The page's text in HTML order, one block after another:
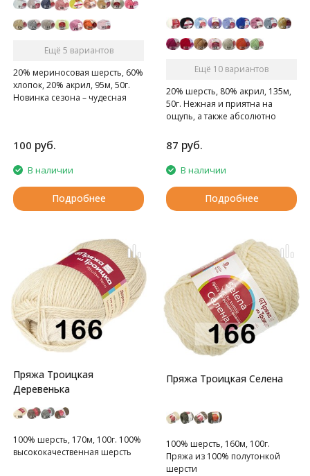
Ещё 5 вариантов
20% мериносовая шерсть, 60%
хлопок, 20% акрил, 95м, 50г.
Новинка сезона – чудесная
100 руб.
В наличии
Подробнее
Ещё 10 вариантов
20% шерсть, 80% акрил, 135м,
50г. Нежная и приятна на
ощупь, а также абсолютно
87 руб.
В наличии
Подробнее
Пряжа Троицкая
Деревенька
100% шерсть, 170м, 100г. 100%
высококачественная шерсть
Пряжа Троицкая Селена
100% шерсть, 160м, 100г.
Пряжа из 100% полутонкой
шерсти